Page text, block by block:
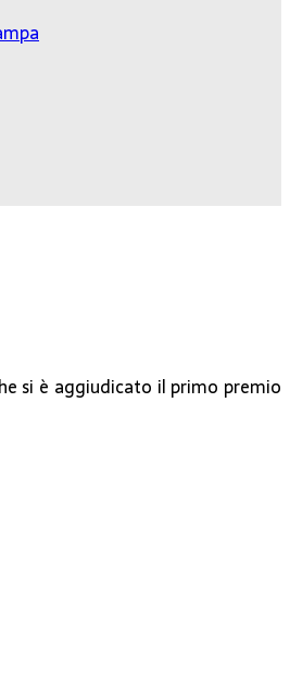
si è aggiudicato il primo premio